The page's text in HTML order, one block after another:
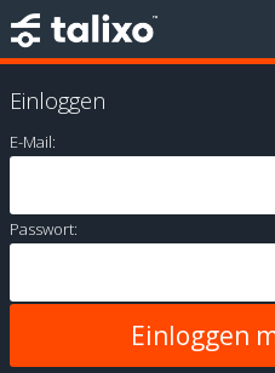
Einloggen
E-Mail:
Passwort: